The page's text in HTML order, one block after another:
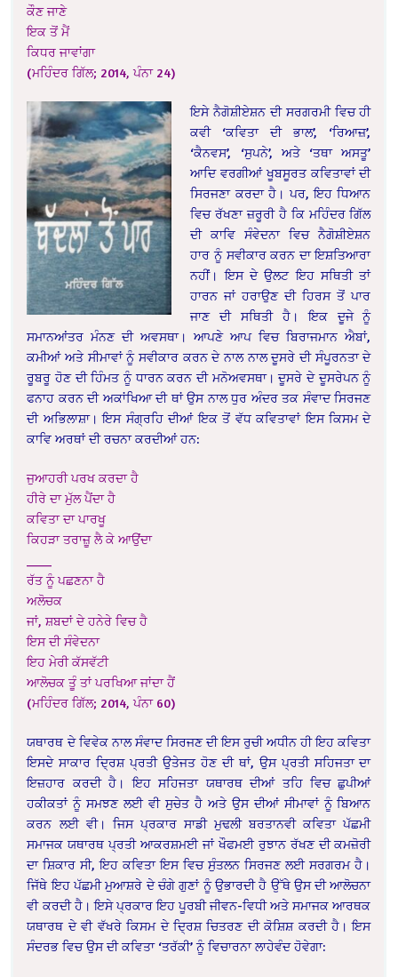
ਕੌਣ ਜਾਣੇ
ਇਕ ਤੋਂ ਮੈਂ
ਕਿਧਰ ਜਾਵਾਂਗਾ
(ਮਹਿੰਦਰ ਗਿੱਲ; 2014, ਪੰਨਾ 24)
ਇਸੇ ਨੈਗੋਸ਼ੀਏਸ਼ਨ ਦੀ ਸਰਗਰਮੀ ਵਿਚ ਹੀ
ਕਵੀ ‘ਕਵਿਤਾ ਦੀ ਭਾਲ’, ‘ਰਿਆਜ਼’,
‘ਕੈਨਵਸ’, ‘ਸੁਪਨੇ’, ਅਤੇ ‘ਤਥਾ ਅਸਤੂ’
ਆਦਿ ਵਰਗੀਆਂ ਖੂਬਸੂਰਤ ਕਵਿਤਾਵਾਂ ਦੀ
ਸਿਰਜਣਾ ਕਰਦਾ ਹੈ। ਪਰ, ਇਹ ਧਿਆਨ
ਵਿਚ ਰੱਖਣਾ ਜ਼ਰੂਰੀ ਹੈ ਕਿ ਮਹਿੰਦਰ ਗਿੱਲ
ਦੀ ਕਾਵਿ ਸੰਵੇਦਨਾ ਵਿਚ ਨੈਗੋਸ਼ੀਏਸ਼ਨ
ਹਾਰ ਨੂੰ ਸਵੀਕਾਰ ਕਰਨ ਦਾ ਇਸ਼ਤਿਆਰਾ
ਨਹੀਂ। ਇਸ ਦੇ ਉਲਟ ਇਹ ਸਥਿਤੀ ਤਾਂ
ਹਾਰਨ ਜਾਂ ਹਰਾਉਣ ਦੀ ਹਿਰਸ ਤੋਂ ਪਾਰ
ਜਾਣ ਦੀ ਸਥਿਤੀ ਹੈ। ਇਕ ਦੂਜੇ ਨੂੰ
ਸਮਾਨਆਂਤਰ ਮੰਨਣ ਦੀ ਅਵਸਥਾ। ਆਪਣੇ ਆਪ ਵਿਚ ਬਿਰਾਜਮਾਨ ਐਬਾਂ,
ਕਮੀਆਂ ਅਤੇ ਸੀਮਾਵਾਂ ਨੂੰ ਸਵੀਕਾਰ ਕਰਨ ਦੇ ਨਾਲ ਨਾਲ ਦੂਸਰੇ ਦੀ ਸੰਪੂਰਨਤਾ ਦੇ
ਰੂਬਰੂ ਹੋਣ ਦੀ ਹਿੰਮਤ ਨੂੰ ਧਾਰਨ ਕਰਨ ਦੀ ਮਨੋਅਵਸਥਾ। ਦੂਸਰੇ ਦੇ ਦੂਸਰੇਪਨ ਨੂੰ
ਫਨਾਹ ਕਰਨ ਦੀ ਅਕਾਂਖਿਆ ਦੀ ਥਾਂ ਉਸ ਨਾਲ ਧੁਰ ਅੰਦਰ ਤਕ ਸੰਵਾਦ ਸਿਰਜਣ
ਦੀ ਅਭਿਲਾਸ਼ਾ। ਇਸ ਸੰਗ੍ਰਹਿ ਦੀਆਂ ਇਕ ਤੋਂ ਵੱਧ ਕਵਿਤਾਵਾਂ ਇਸ ਕਿਸਮ ਦੇ
ਕਾਵਿ ਅਰਥਾਂ ਦੀ ਰਚਨਾ ਕਰਦੀਆਂ ਹਨ:
ਜੁਆਹਰੀ ਪਰਖ ਕਰਦਾ ਹੈ
ਹੀਰੇ ਦਾ ਮੁੱਲ ਪੈਂਦਾ ਹੈ
ਕਵਿਤਾ ਦਾ ਪਾਰਖੂ
ਕਿਹੜਾ ਤਰਾਜ਼ੂ ਲੈ ਕੇ ਆਉਂਦਾ
ਰੱਤ ਨੂੰ ਪਛਣਨਾ ਹੈ
ਅਲੋਚਕ
ਜਾਂ, ਸ਼ਬਦਾਂ ਦੇ ਹਨੇਰੇ ਵਿਚ ਹੈ
ਇਸ ਦੀ ਸੰਵੇਦਨਾ
ਇਹ ਮੇਰੀ ਕੱਸਵੱਟੀ
ਆਲੋਚਕ ਤੂੰ ਤਾਂ ਪਰਖਿਆ ਜਾਂਦਾ ਹੈਂ
(ਮਹਿੰਦਰ ਗਿੱਲ; 2014, ਪੰਨਾ 60)
ਯਥਾਰਥ ਦੇ ਵਿਵੇਕ ਨਾਲ ਸੰਵਾਦ ਸਿਰਜਣ ਦੀ ਇਸ ਰੁਚੀ ਅਧੀਨ ਹੀ ਇਹ ਕਵਿਤਾ
ਇਸਦੇ ਸਾਕਾਰ ਦ੍ਰਿਸ਼ ਪ੍ਰਤੀ ਉਤੇਜਤ ਹੋਣ ਦੀ ਥਾਂ, ਉਸ ਪ੍ਰਤੀ ਸਹਿਜਤਾ ਦਾ
ਇਜ਼ਹਾਰ ਕਰਦੀ ਹੈ। ਇਹ ਸਹਿਜਤਾ ਯਥਾਰਥ ਦੀਆਂ ਤਹਿ ਵਿਚ ਛੁਪੀਆਂ
ਹਕੀਕਤਾਂ ਨੂੰ ਸਮਝਣ ਲਈ ਵੀ ਸੁਚੇਤ ਹੈ ਅਤੇ ਉਸ ਦੀਆਂ ਸੀਮਾਵਾਂ ਨੂੰ ਬਿਆਨ
ਕਰਨ ਲਈ ਵੀ। ਜਿਸ ਪ੍ਰਕਾਰ ਸਾਡੀ ਮੁਢਲੀ ਬਰਤਾਨਵੀ ਕਵਿਤਾ ਪੱਛਮੀ
ਸਮਾਜਕ ਯਥਾਰਥ ਪ੍ਰਤੀ ਆਕਰਸ਼ਮਈ ਜਾਂ ਖੌਫਮਈ ਰੁਝਾਨ ਰੱਖਣ ਦੀ ਕਮਜ਼ੋਰੀ
ਦਾ ਸ਼ਿਕਾਰ ਸੀ, ਇਹ ਕਵਿਤਾ ਇਸ ਵਿਚ ਸੁੰਤਲਨ ਸਿਰਜਣ ਲਈ ਸਰਗਰਮ ਹੈ।
ਜਿੱਥੇ ਇਹ ਪੱਛਮੀ ਮੁਆਸ਼ਰੇ ਦੇ ਚੰਗੇ ਗੁਣਾਂ ਨੂੰ ਉਭਾਰਦੀ ਹੈ ਉੱਥੇ ਉਸ ਦੀ ਆਲੋਚਨਾ
ਵੀ ਕਰਦੀ ਹੈ। ਇਸੇ ਪ੍ਰਕਾਰ ਇਹ ਪੂਰਬੀ ਜੀਵਨ-ਵਿਧੀ ਅਤੇ ਸਮਾਜਕ ਆਰਥਕ
ਯਥਾਰਥ ਦੇ ਵੀ ਵੱਖਰੇ ਕਿਸਮ ਦੇ ਦ੍ਰਿਸ਼ ਚਿਤਰਣ ਦੀ ਕੋਸ਼ਿਸ਼ ਕਰਦੀ ਹੈ। ਇਸ
ਸੰਦਰਭ ਵਿਚ ਉਸ ਦੀ ਕਵਿਤਾ ‘ਤਰੱਕੀ’ ਨੂੰ ਵਿਚਾਰਨਾ ਲਾਹੇਵੰਦ ਹੋਵੇਗਾ: